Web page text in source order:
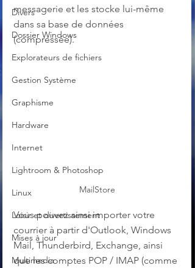
Divers
Dossier Windows
Explorateurs de fichiers
Gestion Système
Graphisme
Hardware
Internet
Lightroom & Photoshop
Linux
Loisir et divertissement
Mises à jour
Multimedia
messagerie et les stocke lui-même
dans sa base de données
(compressée).
MailStore
Vous pouvez ainsi importer votre
courrier à partir d'Outlook, Windows
Mail, Thunderbird, Exchange, ainsi
que les comptes POP / IMAP (comme